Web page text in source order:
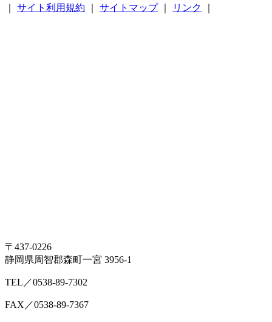
サイト利用規約 サイトマップ｜ リンク
〒437-0226
静岡県周智郡森町一宮 3956-1
TEL／0538-89-7302
FAX／0538-89-7367